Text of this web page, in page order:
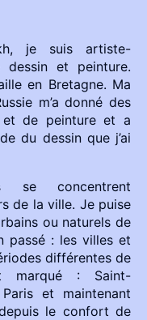
je suis artiste-
dessin et peinture.
en Bretagne. Ma
m’a donné des
et de peinture et a
du dessin que j’ai
se concentrent
de la ville. Je puise
ou naturels de
passé : les villes et
différentes de
marqué : Saint-
et maintenant
le confort de